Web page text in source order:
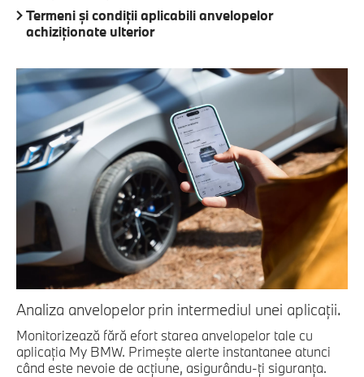
Termeni şi condiţii aplicabili anvelopelor
achiziţionate ulterior
Analiza anvelopelor prin intermediul unei aplicații.
Monitorizează fără efort starea anvelopelor tale cu
aplicația My BMW. Primește alerte instantanee atunci
când este nevoie de acțiune, asigurându-ți siguranța.